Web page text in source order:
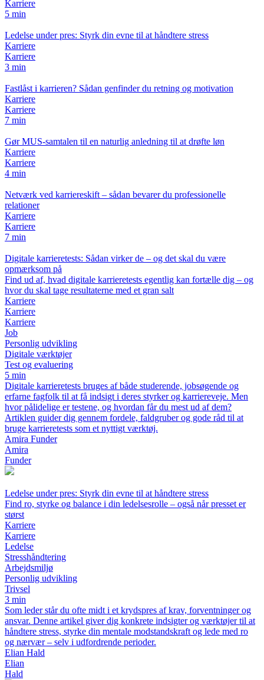
Karriere
5 min
Ledelse under pres: Styrk din evne til at håndtere stress
Karriere
Karriere
3 min
Fastlåst i karrieren? Sådan genfinder du retning og motivation
Karriere
Karriere
7 min
Gør MUS-samtalen til en naturlig anledning til at drøfte løn
Karriere
Karriere
4 min
Netværk ved karriereskift – sådan bevarer du professionelle
relationer
Karriere
Karriere
7 min
Digitale karrieretests: Sådan virker de – og det skal du være
opmærksom på
Find ud af, hvad digitale karrieretests egentlig kan fortælle dig – og
hvor du skal tage resultaterne med et gran salt
Karriere
Karriere
Karriere
Job
Personlig udvikling
Digitale værktøjer
Test og evaluering
5 min
Digitale karrieretests bruges af både studerende, jobsøgende og
erfarne fagfolk til at få indsigt i deres styrker og karriereveje. Men
hvor pålidelige er testene, og hvordan får du mest ud af dem?
Artiklen guider dig gennem fordele, faldgruber og gode råd til at
bruge karrieretests som et nyttigt værktøj.
Amira Funder
Amira
Funder
Ledelse under pres: Styrk din evne til at håndtere stress
Find ro, styrke og balance i din ledelsesrolle – også når presset er
størst
Karriere
Karriere
Ledelse
Stresshåndtering
Arbejdsmiljø
Personlig udvikling
Trivsel
3 min
Som leder står du ofte midt i et krydspres af krav, forventninger og
ansvar. Denne artikel giver dig konkrete indsigter og værktøjer til at
håndtere stress, styrke din mentale modstandskraft og lede med ro
og nærvær – selv i udfordrende perioder.
Elian Hald
Elian
Hald